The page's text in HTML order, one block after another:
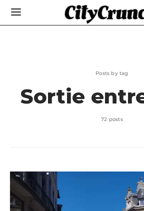
Posts by tag
Sortie
72 posts